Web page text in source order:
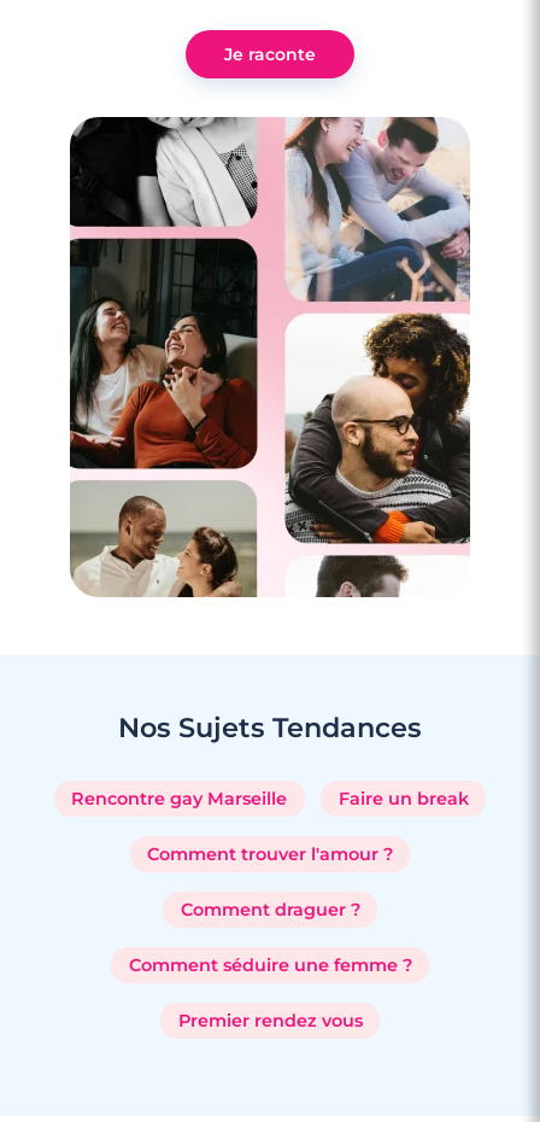
Je raconte
Nos Sujets Tendances
Rencontre gay Marseille Faire un break
Comment trouver l'amour ?
Comment draguer ?
Comment séduire une femme ?
Premier rendez vous